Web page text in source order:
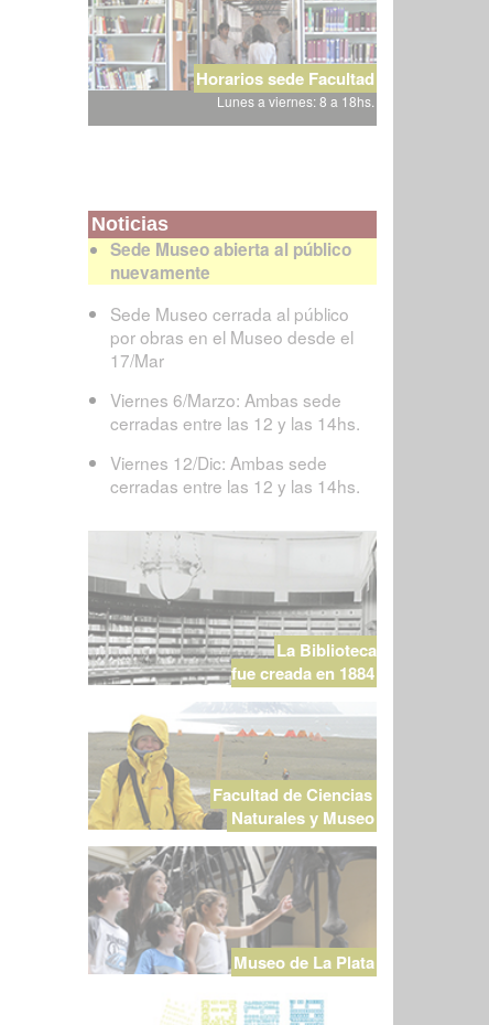
Horarios sede Facultad
Lunes a viernes: 8 a 18hs.
Noticias
Sede Museo abierta al público
nuevamente
Sede Museo cerrada al público
por obras en el Museo desde el
17/Mar
Viernes 6/Marzo: Ambas sede
cerradas entre las 12 y las 14hs.
Viernes 12/Dic: Ambas sede
cerradas entre las 12 y las 14hs.
La Biblioteca
fue creada en 1884
Facultad de Ciencias
Naturales y Museo
Museo de La Plata